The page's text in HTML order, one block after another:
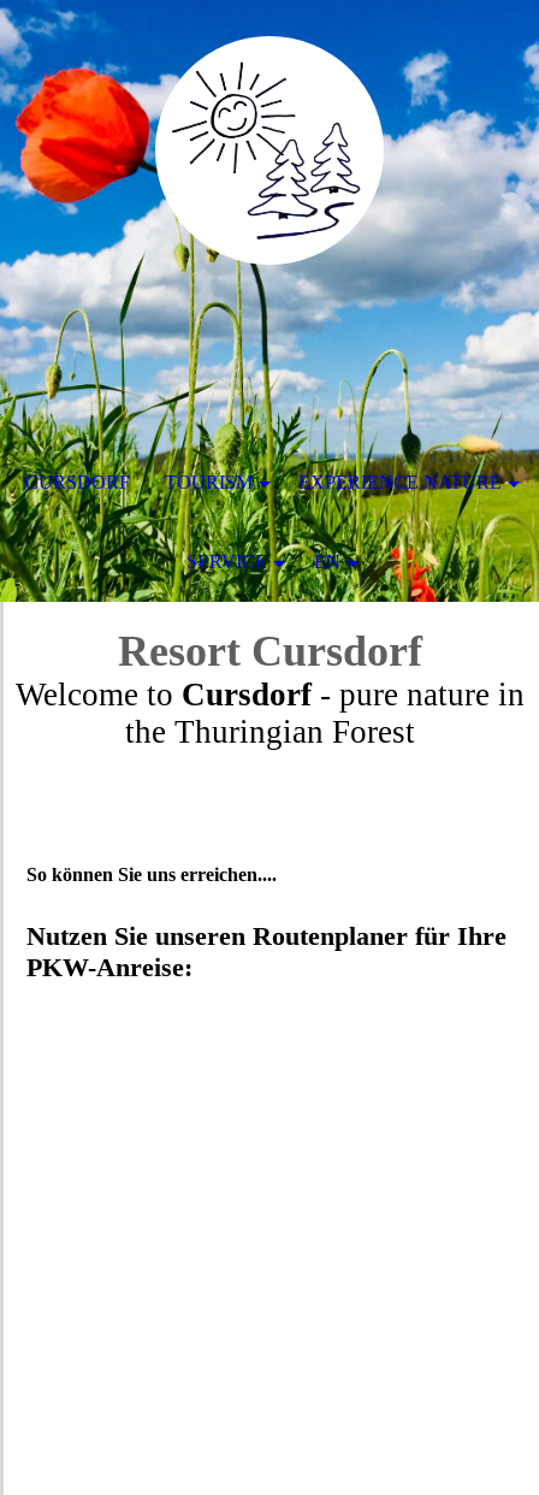
ResortCursdorf
Welcome to Cursdorf- pure nature in
the Thuringian Forest
So können Sie uns erreichen....
Nutzen Sie unseren Routenplaner für Ihre
PKW-Anreise:
CURSDORF TOURISM EXPERIENCE NATURE
SERVICE EN